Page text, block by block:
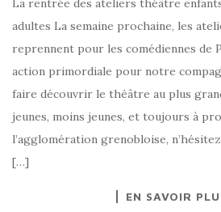
La rentrée des ateliers théâtre
adultes La semaine prochaine, les
reprennent pour les comédiennes de
action primordiale pour notre
faire découvrir le théâtre au plus
jeunes, moins jeunes, et toujours à
l’agglomération grenobloise,
[…]
EN SAVOIR